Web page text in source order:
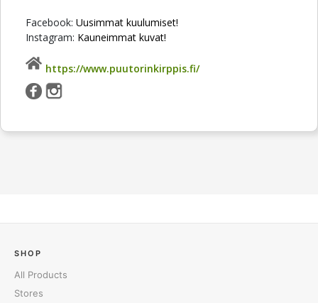
Facebook: Uusimmat kuulumiset!
Instagram: Kauneimmat kuvat!
https://www.puutorinkirppis.fi/
SHOP
All Products
Stores